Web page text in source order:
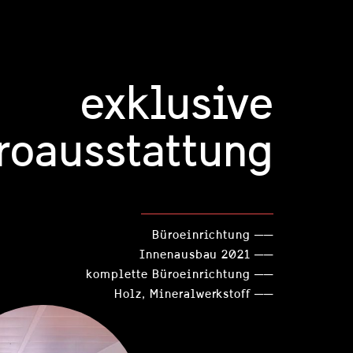
exklusive
Büroeinrichtung ──
Innenausbau 2021 ──
komplette Büroeinrichtung ──
Holz, Mineralwerkstoff ──